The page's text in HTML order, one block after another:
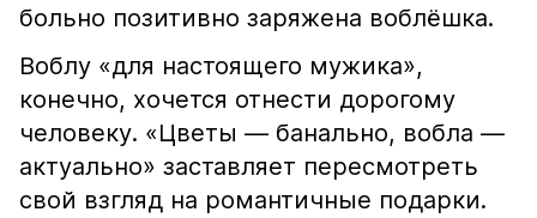
больно позитивно заряжена воблёшка.
Воблу «для настоящего мужика»,
конечно, хочется отнести дорогому
человеку. «Цветы — банально, вобла —
актуально» заставляет пересмотреть
свой взгляд на романтичные подарки.